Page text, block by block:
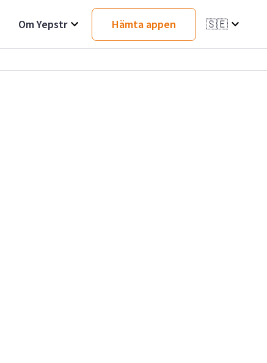
Om Yepstr Hämta appen 🇸🇪